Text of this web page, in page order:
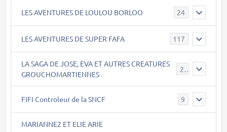
LES AVENTURES DE LOULOU BORLOO 24
LES AVENTURES DE SUPER FAFA 117
LA SAGA DE JOSE, EVA ET AUTRES CREATURES
GROUCHOMARTIENNES
26
FIFI Controleur de la SNCF 9
MARIANNE2 ET ELIE ARIE